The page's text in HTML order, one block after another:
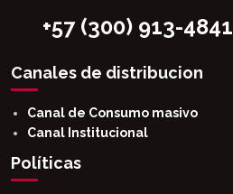
+57 (300) 913-4841
Canales de distribucion
Canal de Consumo masivo
Canal Institucional
Políticas